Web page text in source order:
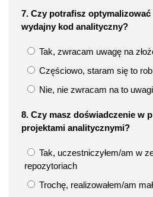
7. Czy potrafisz
wydajny kod analityczny?
Tak, zwracam uwagę na
Częściowo, staram się to
Nie, nie zwracam na to uwagi
8. Czy masz doświadczenie w
projektami analitycznymi?
Tak, uczestniczyłem/am w
repozytoriach
Trochę, realizowałem/am